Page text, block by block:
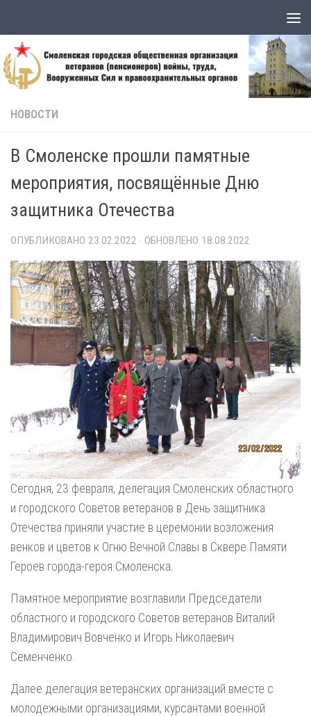
НОВОСТИ
В Смоленске прошли памятные
мероприятия, посвящённые Дню
защитника Отечества
ОПУБЛИКОВАНО 23.02.2022 · ОБНОВЛЕНО 18.08.2022
Сегодня, 23 февраля, делегация Смоленских областного
и городского Советов ветеранов в День защитника
Отечества приняли участие в церемонии возложения
венков и цветов к Огню Вечной Славы в Сквере Памяти
Героев города-героя Смоленска.
Памятное мероприятие возглавили Председатели
областного и городского Советов ветеранов Виталий
Владимирович Вовченко и Игорь Николаевич
Семенченко.
Далее делегация ветеранских организаций вместе с
молодежными организациями, курсантами военной